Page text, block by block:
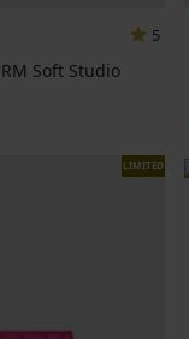
5
Soft Studio
LIMITED